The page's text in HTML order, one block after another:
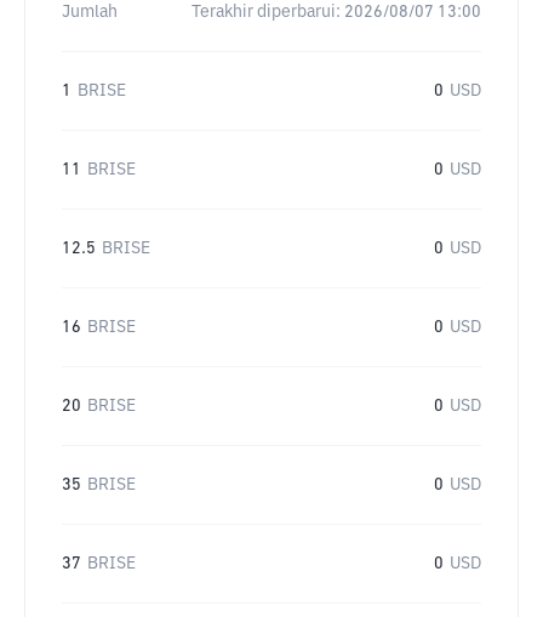
Jumlah Terakhir diperbarui: 2026/08/07 13:00
1 BRISE 0 USD
11 BRISE 0 USD
12.5 BRISE 0 USD
16 BRISE 0 USD
20 BRISE 0 USD
35 BRISE 0 USD
37 BRISE 0 USD